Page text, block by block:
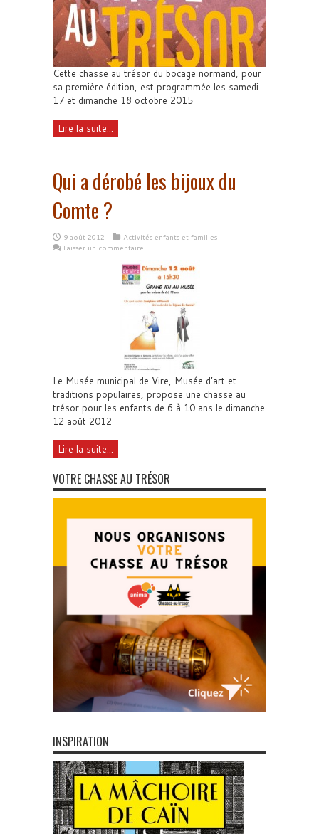
Cette chasse au trésor du bocage normand, pour
sa première édition, est programmée les samedi
17 et dimanche 18 octobre 2015
Lire la suite...
Qui a dérobé les bijoux du
Comte ?
9 août 2012
Activités enfants et familles
Laisser un commentaire
Le Musée municipal de Vire, Musée d’art et
traditions populaires, propose une chasse au
trésor pour les enfants de 6 à 10 ans le dimanche
12 août 2012
Lire la suite...
VOTRE CHASSE AU TRÉSOR
INSPIRATION